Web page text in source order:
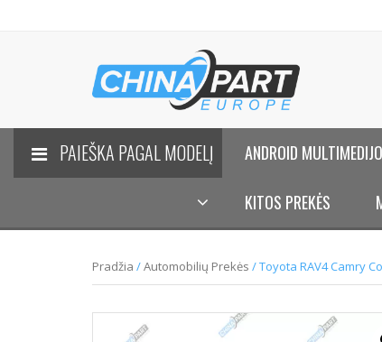
PAIEŠKA PAGAL MODELĮ ANDROID
KITOS PREKĖS
Pradžia /Automobilių Prekės / Toyota RAV4 Camry